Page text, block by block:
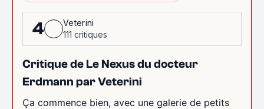
4
Veterini
111 critiques
Critique de Le Nexus du docteur
Erdmann par Veterini
Ça commence bien, avec une galerie de petits